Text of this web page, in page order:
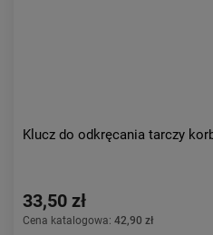
Klucz do odkręcania tarczy
33,50 zł
Cena katalogowa: 42,90 zł